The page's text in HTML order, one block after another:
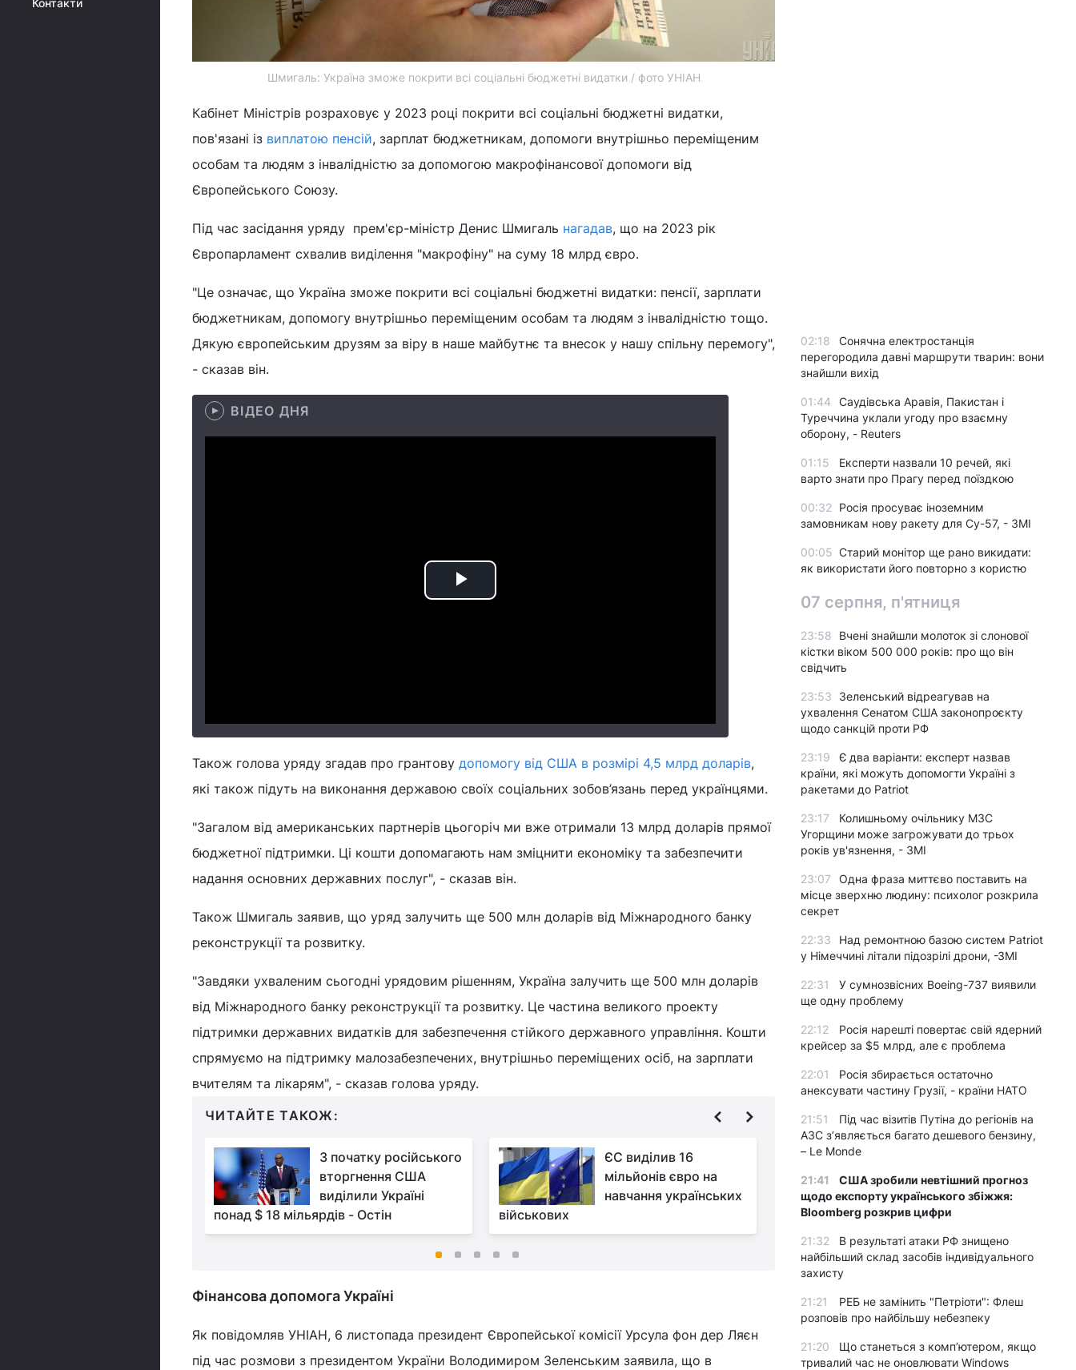
Контакти
Шмигаль: Україна зможе покрити всі соціальні бюджетні видатки / фото УНІАН
Кабінет Міністрів розраховує у 2023 році покрити всі соціальні бюджетні видатки,
пов'язані із виплатою пенсій, зарплат бюджетникам, допомоги внутрішньо переміщеним
особам та людям з інвалідністю за допомогою макрофінансової допомоги від
Європейського Союзу.
Під час засідання уряду прем'єр-міністр Денис Шмигаль нагадав, що на 2023 рік
Європарламент схвалив виділення "макрофіну" на суму 18 млрд євро.
"Це означає, що Україна зможе покрити всі соціальні бюджетні видатки: пенсії, зарплати
бюджетникам, допомогу внутрішньо переміщеним особам та людям з інвалідністю тощо.
Дякую європейським друзям за віру в наше майбутнє та внесок у нашу спільну перемогу",
- сказав він.
ВІДЕО ДНЯ
Play
Також голова уряду згадав про грантову допомогу від США в розмірі 4,5 млрд доларів,
які також підуть на виконання державою своїх соціальних зобов’язань перед українцями.
"Загалом від американських партнерів цьогоріч ми вже отримали 13 млрд доларів прямої
бюджетної підтримки. Ці кошти допомагають нам зміцнити економіку та забезпечити
надання основних державних послуг", - сказав він.
Також Шмигаль заявив, що уряд залучить ще 500 млн доларів від Міжнародного банку
реконструкції та розвитку.
"Завдяки ухваленим сьогодні урядовим рішенням, Україна залучить ще 500 млн доларів
від Міжнародного банку реконструкції та розвитку. Це частина великого проекту
підтримки державних видатків для забезпечення стійкого державного управління. Кошти
спрямуємо на підтримку малозабезпечених, внутрішньо переміщених осіб, на зарплати
вчителям та лікарям", - сказав голова уряду.
ЧИТАЙТЕ ТАКОЖ:
З початку російського
вторгнення США
виділили Україні
понад $ 18 мільярдів - Остін
ЄС виділив 16
мільйонів євро на
навчання українських
військових
виплати чекати
українцям у 2023 році
та чи відбудеться пенсійна реформа
Фінансова допомога Україні
Як повідомляв УНІАН, 6 листопада президент Європейської комісії Урсула фон дер Ляєн
під час розмови з президентом України Володимиром Зеленським заявила, що в
02:18
Сонячна електростанція
перегородила давні маршрути тварин: вони
знайшли вихід
01:44
Саудівська Аравія, Пакистан і
Туреччина уклали угоду про взаємну
оборону, - Reuters
01:15
Експерти назвали 10 речей, які
варто знати про Прагу перед поїздкою
00:32
Росія просуває іноземним
замовникам нову ракету для Су-57, - ЗМІ
00:05 Старий монітор ще рано викидати:
як використати його повторно з користю
07 серпня, п'ятниця
23:58
Вчені знайшли молоток зі слонової
кістки віком 500 000 років: про що він
свідчить
23:53
Зеленський відреагував на
ухвалення Сенатом США законопроєкту
щодо санкцій проти РФ
23:19
Є два варіанти: експерт назвав
країни, які можуть допомогти Україні з
ракетами до Patriot
23:17
Колишньому очільнику МЗС
Угорщини може загрожувати до трьох
років ув'язнення, - ЗМІ
23:07
Одна фраза миттєво поставить на
місце зверхню людину: психолог розкрила
секрет
22:33
Над ремонтною базою систем Patriot
у Німеччині літали підозрілі дрони, -ЗМІ
22:31
У сумнозвісних Boeing-737 виявили
ще одну проблему
22:12
Росія нарешті повертає свій ядерний
крейсер за $5 млрд, але є проблема
22:01
Росія збирається остаточно
анексувати частину Грузії, - країни НАТО
21:51
Під час візитів Путіна до регіонів на
АЗС з’являється багато дешевого бензину,
– Le Monde
21:41
США зробили невтішний прогноз
щодо експорту українського збіжжя:
Bloomberg розкрив цифри
21:32
В результаті атаки РФ знищено
найбільший склад засобів індивідуального
захисту
21:21
РЕБ не замінить "Петріоти": Флеш
розповів про найбільшу небезпеку
21:20
Що станеться з комп’ютером, якщо
тривалий час не оновлювати Windows